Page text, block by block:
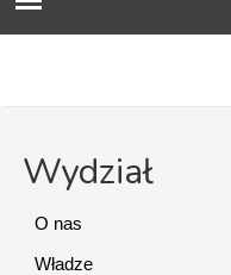
Wydział
O nas
Władze